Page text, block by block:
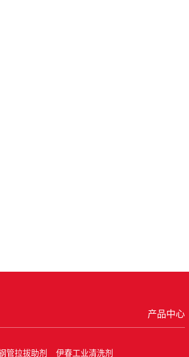
产品中心
管拉拔助剂 伊春工业清洗剂